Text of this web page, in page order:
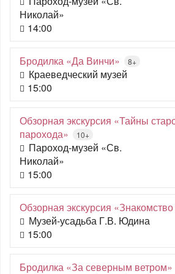
Николай»
14:00
Бродилка «Да Винчи» 8+
Краеведческий музей
15:00
Обзорная экскурсия «Тайны
парохода»
10+
Пароход-музей «Св.
Николай»
15:00
Обзорная экскурсия
Музей-усадьба Г.В. Юдина
15:00
Бродилка «За северным ветром»